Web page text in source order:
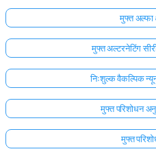
मुफ्त अल्फा
मुफ्त अल्टरनेटिंग
निःशुल्क वैकल्पिक
मुफ्त परिशोधन
मुफ्त